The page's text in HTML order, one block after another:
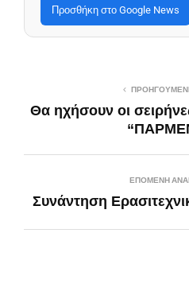
Προσθήκη στο Google News
Θα ηχήσουν οι
ΕΠΌΜΕΝΗ
Συνάντηση